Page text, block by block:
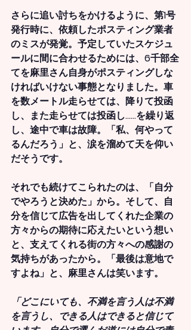
さらに追い討ちをかけるように、第1号
発行時に、依頼したポスティング業者
のミスが発覚。予定していたスケジュ
ールに間に合わせるためには、6千部全
てを麻里さん自身がポスティングしな
ければいけない事態となりました。車
を数メートル走らせては、降りて投函
し、また走らせては投函し……を繰り返
し、途中で車は故障。「私、何やって
るんだろう」と、涙を溜めて天を仰い
だそうです。
それでも続けてこられたのは、「自分
でやろうと決めた」から。そして、自
分を信じて広告を出してくれた企業の
方々からの期待に応えたいという想い
と、支えてくれる街の方々への感謝の
気持ちがあったから。「最後は意地で
すよね」と、麻里さんは笑います。
「どこにいても、不満を言う人は不満
を言うし、できる人はできると信じて